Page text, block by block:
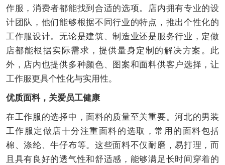
作服，消费者都能找到合适的选项。店内拥有专业的设
计团队，他们能够根据不同行业的特点，推出个性化的
工作服设计。无论是建筑、制造业还是服务行业，定做
店都能根据实际需求，提供量身定制的解决方案。此
外，店内也提供多种颜色、图案和面料供客户选择，让
工作服更具个性化与实用性。
优质面料，关爱员工健康
在工作服的选择中，面料的质量至关重要。河北的男装
工作服定做店十分注重面料的选取，常用的面料包括
棉、涤纶、牛仔布等。这些面料不仅耐磨，易打理，而
且具有良好的透气性和舒适感，能够满足长时间穿着的